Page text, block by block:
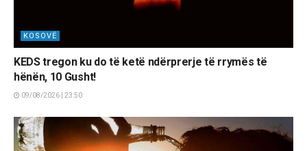
KOSOVË
KEDS tregon ku do të ketë ndërprerje të rrymës të
hënën, 10 Gusht!
09/08/2026 | 23:50